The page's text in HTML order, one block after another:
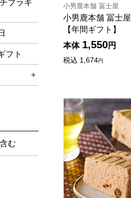
小男鹿本舗 冨士屋
小男鹿本舗 冨士
【年間ギフト】
本体 1,550円
税込 1,674円
小男鹿本舗 冨士
プラギ
フト
詳細を開く
含めて検索することができます。
む